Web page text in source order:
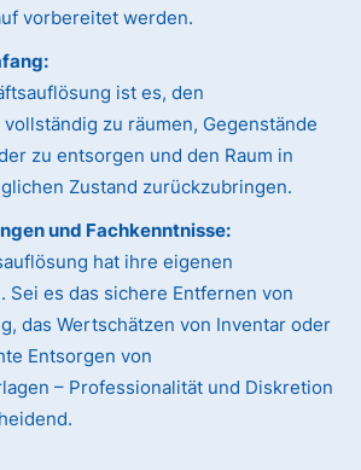
vorbereitet werden.
ist es, den
zu räumen, Gegenstände
zu entsorgen und den Raum in
Zustand zurückzubringen.
und Fachkenntnisse:
hat ihre eigenen
Sei es das sichere Entfernen von
das Wertschätzen von Inventar oder
Entsorgen von
– Professionalität und Diskretion